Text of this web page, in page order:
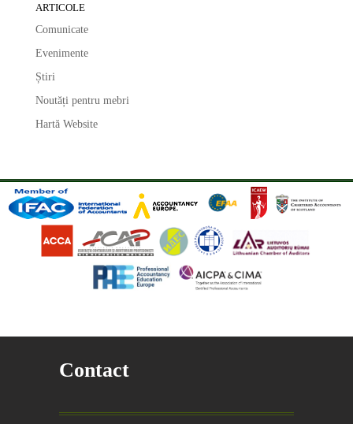
ARTICOLE
Comunicate
Evenimente
Știri
Noutăți pentru mebri
Hartă Website
Contact